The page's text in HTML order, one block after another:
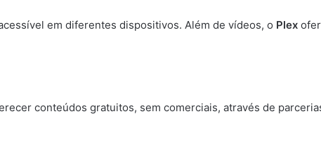
em diferentes dispositivos. Além de vídeos, o Plex
conteúdos gratuitos, sem comerciais, através de